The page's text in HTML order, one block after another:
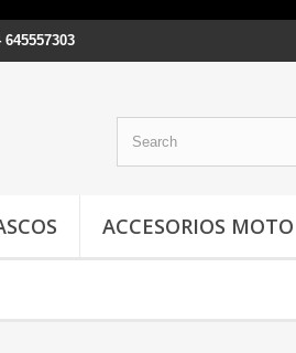
ACCESORIOS MOTO